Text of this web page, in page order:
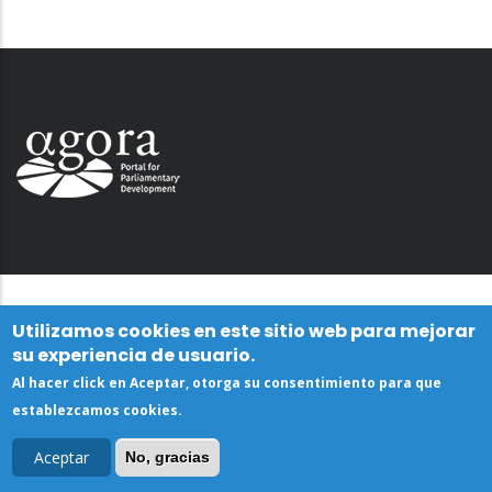
Utilizamos cookies en este sitio web para mejorar
su experiencia de usuario.
Al hacer click en Aceptar, otorga su consentimiento para que
establezcamos cookies.
Aceptar No, gracias